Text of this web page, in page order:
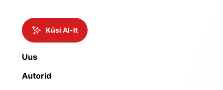
Küsi AI-lt
Uus
Autorid